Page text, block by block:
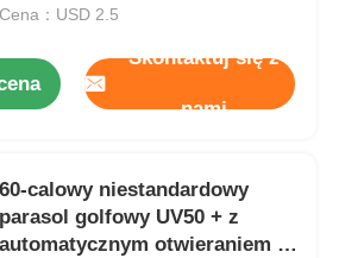
promocyjnego
Cena：USD 2.5
Skontaktuj się z
nami
60-calowy niestandardowy
parasol golfowy UV50 + z
automatycznym otwieraniem w